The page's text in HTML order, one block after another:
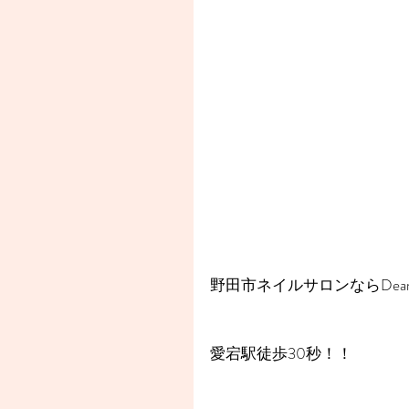
野田市ネイルサロンなら
愛宕駅徒歩30秒！！